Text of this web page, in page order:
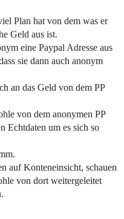
Plan hat von dem was er
Geld aus ist.
eine Paypal Adresse aus
sie dann auch anonym
an das Geld von dem PP
von dem anonymen PP
Echtdaten um es sich so
auf Konteneinsicht, schauen
von dort weitergeleitet